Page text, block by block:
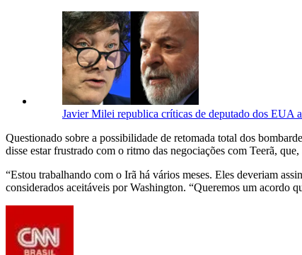
Javier Milei republica críticas de deputado dos EUA
Questionado sobre a possibilidade de retomada total dos
disse estar frustrado com o ritmo das negociações com Teerã,
“Estou trabalhando com o Irã há vários meses. Eles deveriam
considerados aceitáveis por Washington. “Queremos um acordo